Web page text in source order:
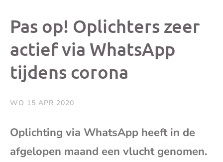
bericht
Pas op! Oplichters zeer
actief via WhatsApp
tijdens corona
WO 15 APR 2020
Oplichting via WhatsApp heeft in de
afgelopen maand een vlucht genomen.